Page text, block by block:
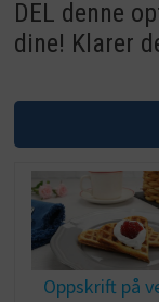
DEL denne
dine! Klarer
Oppskrift på